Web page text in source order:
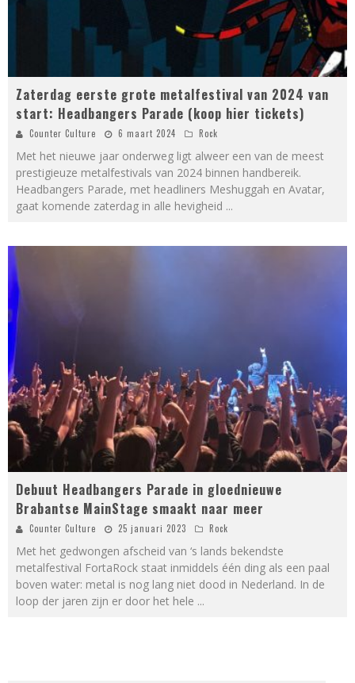
Zaterdag eerste grote metalfestival van 2024 van
start: Headbangers Parade (koop hier tickets)
Counter Culture 6 maart 2024 Rock
Met het nieuwe jaar onderweg ligt alweer een van de meest
prestigieuze metalfestivals van 2024 binnen handbereik.
Headbangers Parade, met headliners Meshuggah en Avatar,
gaat komende zaterdag in alle hevigheid ...
Debuut Headbangers Parade in gloednieuwe
Brabantse MainStage smaakt naar meer
Counter Culture 25 januari 2023 Rock
Met het gedwongen afscheid van ‘s lands bekendste
metalfestival FortaRock staat inmiddels één ding als een paal
boven water: metal is nog lang niet dood in Nederland. In de
loop der jaren zijn er door het hele ...